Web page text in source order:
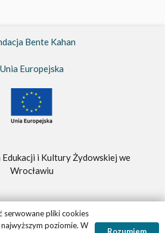
Bente Kahan
Unia Europejska
i Kultury Żydowskiej we
Wrocławiu
Kahan –FBK.org.pl
serwowane pliki cookies
najwyższym poziomie. W
Rozumiem